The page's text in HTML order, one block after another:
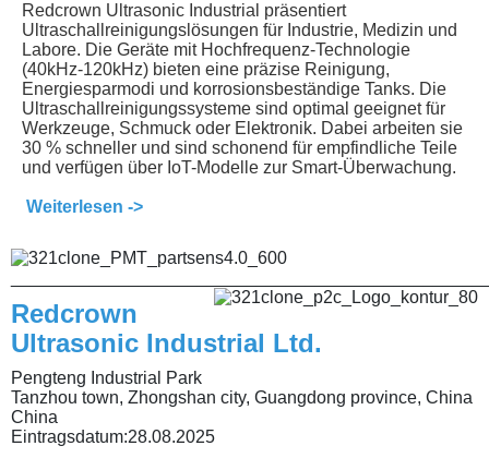
Redcrown Ultrasonic Industrial präsentiert
Ultraschallreinigungslösungen für Industrie, Medizin und
Labore. Die Geräte mit Hochfrequenz-Technologie
(40kHz-120kHz) bieten eine präzise Reinigung,
Energiesparmodi und korrosionsbeständige Tanks. Die
Ultraschallreinigungssysteme sind optimal geeignet für
Werkzeuge, Schmuck oder Elektronik. Dabei arbeiten sie
30 % schneller und sind schonend für empfindliche Teile
und verfügen über IoT-Modelle zur Smart-Überwachung.
Weiterlesen ->
Redcrown
Ultrasonic Industrial Ltd.
Pengteng Industrial Park
Tanzhou town, Zhongshan city, Guangdong province, China
China
Eintragsdatum:28.08.2025